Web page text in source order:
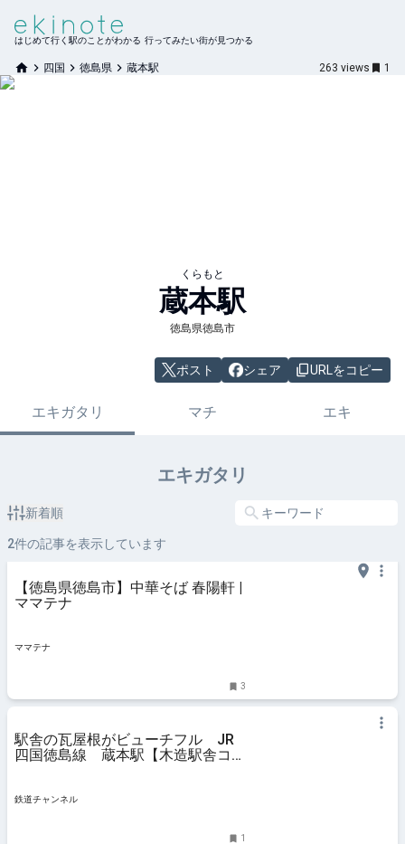
はじめて行く駅のことがわかる 行ってみたい街が見つかる
四国 徳島県 蔵本駅 263 views 1
くらもと
蔵本駅
徳島県徳島市
ポスト シェア URLをコピー
エキガタリ マチ エキ
エキガタリ
新着順
2件の記事を表示しています
【徳島県徳島市】中華そば 春陽軒 |
ママテナ
ママテナ
3
駅舎の瓦屋根がビューチフル JR
四国徳島線 蔵本駅【木造駅舎コレ
鉄道チャンネル
1